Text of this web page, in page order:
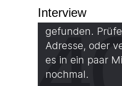
Interview